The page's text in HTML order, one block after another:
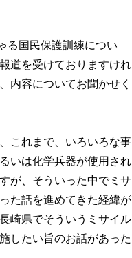
る国民保護訓練につい
道を受けておりますけれ
内容についてお聞かせく
これまで、いろいろな事
いは化学兵器が使用され
が、そういった中でミサ
た話を進めてきた経緯が
崎県でそういうミサイル
したい旨のお話があった